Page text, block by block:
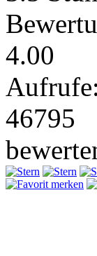
4.00
Aufrufe:
46795
merken